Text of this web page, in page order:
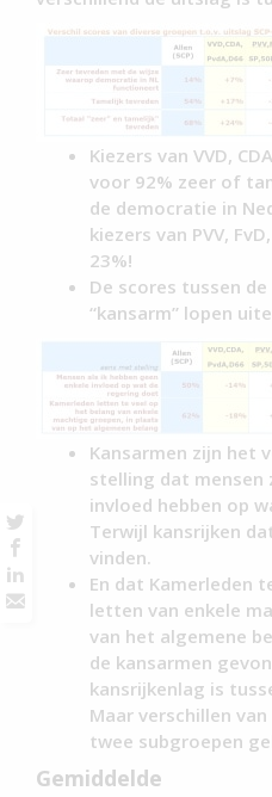
Kiezers van VVD,
voor 92% zeer of
de democratie in
kiezers van PVV,
23%!
De scores tussen de
“kansarm” lopen
Kansarmen zijn het
stelling dat mensen
invloed hebben op
Terwijl kansrijken
vinden.
En dat Kamerleden
letten van enkele
van het algemene
de kansarmen
kansrijkenlag is
Maar verschillen
twee subgroepen
Gemiddelde